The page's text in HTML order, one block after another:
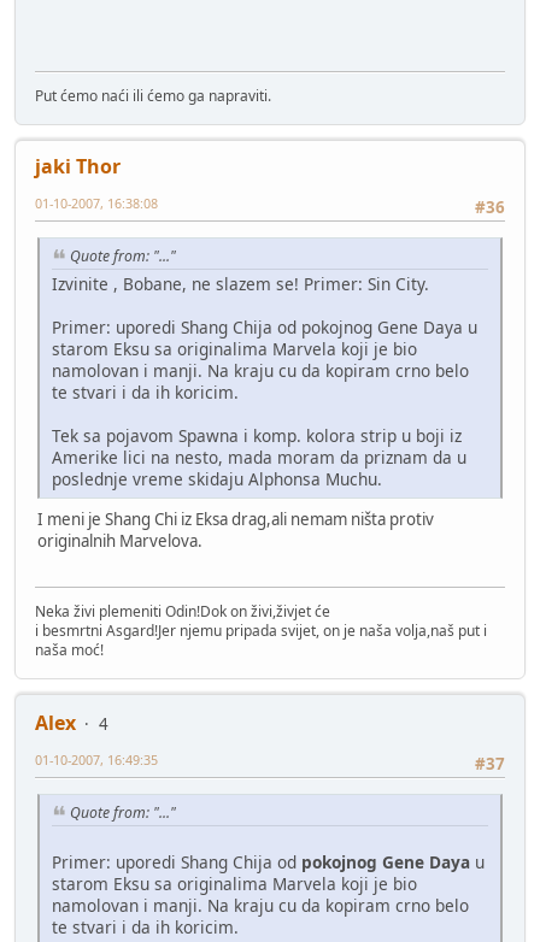
Put ćemo naći ili ćemo ga napraviti.
jaki Thor
#36
01-10-2007, 16:38:08
Quote from: "..."
Izvinite , Bobane, ne slazem se! Primer: Sin City.
Primer: uporedi Shang Chija od pokojnog Gene Daya u
starom Eksu sa originalima Marvela koji je bio
namolovan i manji. Na kraju cu da kopiram crno belo
te stvari i da ih koricim.
Tek sa pojavom Spawna i komp. kolora strip u boji iz
Amerike lici na nesto, mada moram da priznam da u
poslednje vreme skidaju Alphonsa Muchu.
I meni je Shang Chi iz Eksa drag,ali nemam ništa protiv
originalnih Marvelova.
Neka živi plemeniti Odin!Dok on živi,živjet će
i besmrtni Asgard!Jer njemu pripada svijet, on je naša volja,naš put i
naša moć!
Alex
4
#37
01-10-2007, 16:49:35
Quote from: "..."
Primer: uporedi Shang Chija od pokojnog Gene Daya u
starom Eksu sa originalima Marvela koji je bio
namolovan i manji. Na kraju cu da kopiram crno belo
te stvari i da ih koricim.